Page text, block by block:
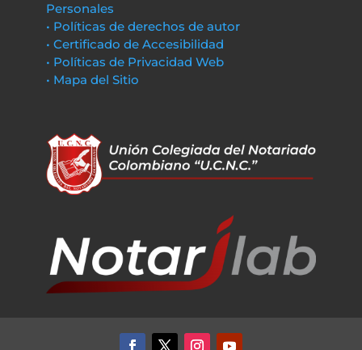
Personales
• Políticas de derechos de autor
• Certificado de Accesibilidad
• Políticas de Privacidad Web
• Mapa del Sitio